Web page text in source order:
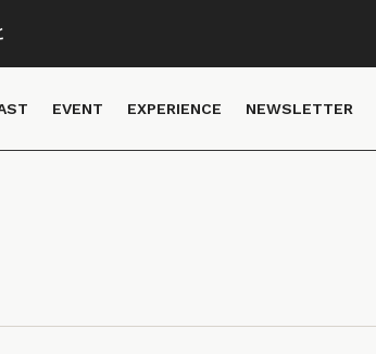
EVENT EXPERIENCE NEWSLETTER